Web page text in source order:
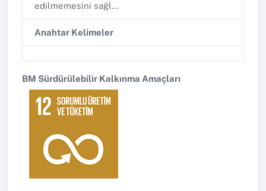
edilmemesini sağl...
Anahtar Kelimeler
BM Sürdürülebilir Kalkınma Amaçları